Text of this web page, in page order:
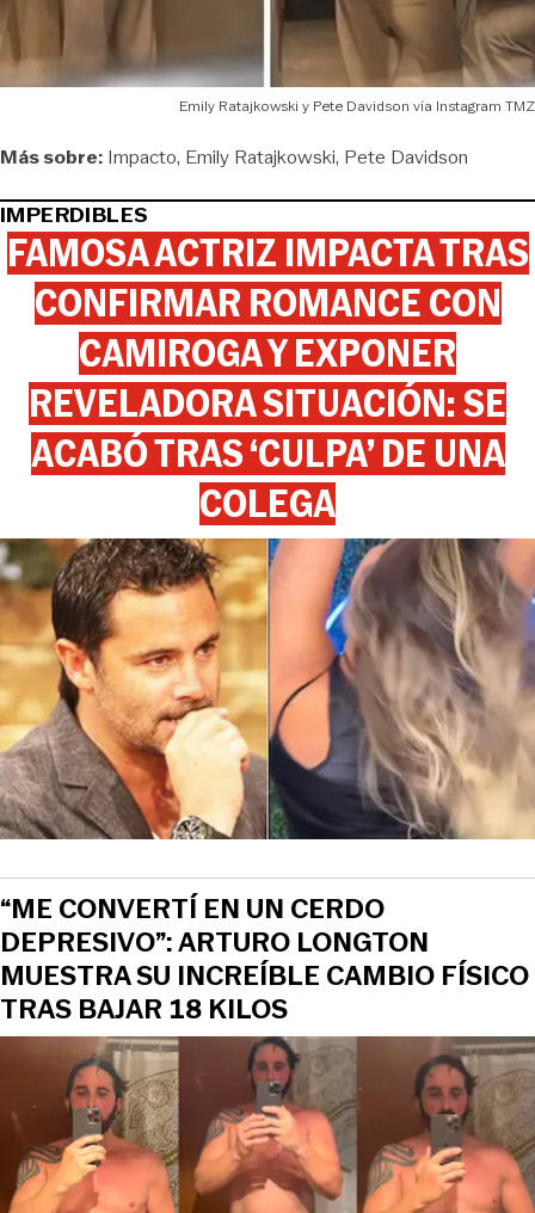
Emily Ratajkowski y Pete Davidson vía Instagram TMZ
Más sobre: Impacto Emily Ratajkowski Pete Davidson
IMPERDIBLES
FAMOSA ACTRIZ IMPACTA TRAS
CONFIRMAR ROMANCE CON
CAMIROGA Y EXPONER
REVELADORA SITUACIÓN: SE
ACABÓ TRAS ‘CULPA’ DE UNA
COLEGA
“ME CONVERTÍ EN UN CERDO
DEPRESIVO”: ARTURO LONGTON
MUESTRA SU INCREÍBLE CAMBIO FÍSICO
TRAS BAJAR 18 KILOS